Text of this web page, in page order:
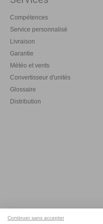
Compétences
Service personnalisé
Livraison
Garantie
Météo et vents
Convertisseur d'unités
Glossaire
Distribution
Continuer sans accepter